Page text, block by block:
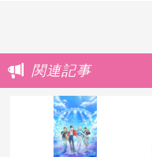
関連記事